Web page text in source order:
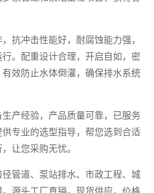
抗冲击性能好，耐腐蚀能力强，
。配重设计合理，开启自如，密
效防止水体倒灌，确保排水系统
产经验，产品质量可靠，已服务
专业的选型指导，帮您选到合适
让您采购无忧。
管道、泵站排水、市政工程、城